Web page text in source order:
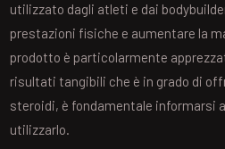
utilizzato dagli atleti e dai
prestazioni fisiche e aumentare la
prodotto è particolarmente
risultati tangibili che è in grado di
steroidi, è fondamentale informarsi
utilizzarlo.